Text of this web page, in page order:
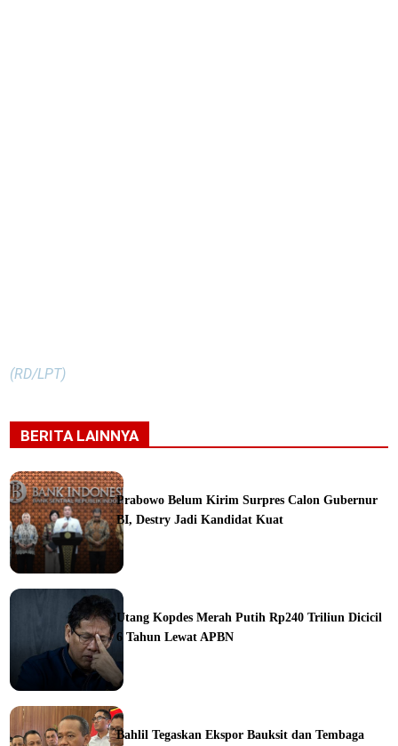
(RD/LPT)
BERITA LAINNYA
Prabowo Belum Kirim Surpres Calon Gubernur
BI, Destry Jadi Kandidat Kuat
Utang Kopdes Merah Putih Rp240 Triliun Dicicil
6 Tahun Lewat APBN
Bahlil Tegaskan Ekspor Bauksit dan Tembaga